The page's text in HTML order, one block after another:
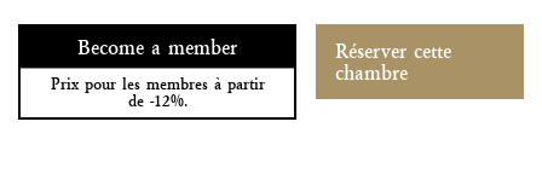
Become a member
Prix pour les membres à partir
de -12%.
Réserver cette
chambre